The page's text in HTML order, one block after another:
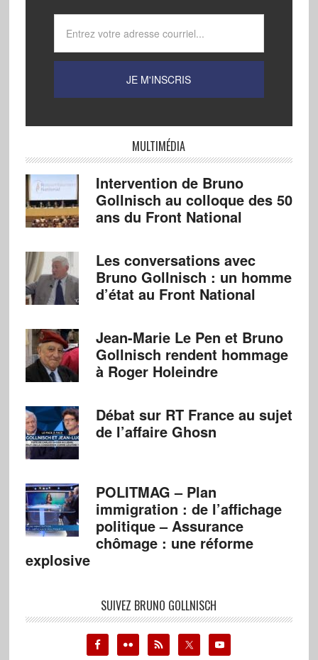
MULTIMÉDIA
Intervention de Bruno
Gollnisch au colloque des 50
ans du Front National
Les conversations avec
Bruno Gollnisch : un homme
d’état au Front National
Jean-Marie Le Pen et Bruno
Gollnisch rendent hommage
à Roger Holeindre
Débat sur RT France au sujet
de l’affaire Ghosn
POLITMAG – Plan
immigration : de l’affichage
politique – Assurance
chômage : une réforme
explosive
SUIVEZ BRUNO GOLLNISCH